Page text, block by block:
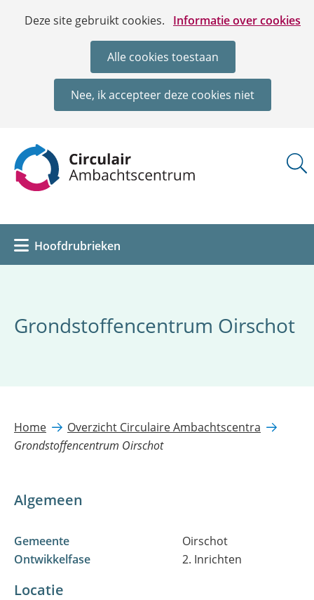
Cookies
Deze site gebruikt cookies. Informatie over cookies
Hier
deze
website
worden
of
geweigerd.
Alle cookies toestaan
Nee, ik accepteer deze cookies niet
Ga
de
inhoud
Hoofdrubrieken
Grondstoffencentrum Oirschot
Home
Overzicht Circulaire Ambachtscentra
Grondstoffencentrum Oirschot
Algemeen
Gemeente
Oirschot
Ontwikkelfase
2. Inrichten
Locatie